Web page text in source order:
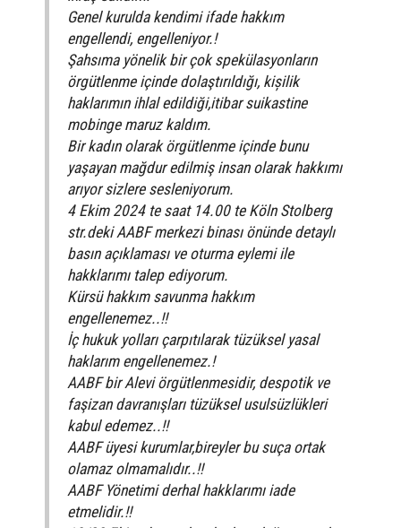
Genel kurulda kendimi ifade hakkım
engellendi, engelleniyor.!
Şahsıma yönelik bir çok spekülasyonların
örgütlenme içinde dolaştırıldığı, kișilik
haklarımın ihlal edildiği,itibar suikastine
mobinge maruz kaldım.
Bir kadın olarak örgütlenme içinde bunu
yaşayan mağdur edilmiş insan olarak hakkımı
arıyor sizlere sesleniyorum.
4 Ekim 2024 te saat 14.00 te Köln Stolberg
str.deki AABF merkezi binası önünde detaylı
basın açıklaması ve oturma eylemi ile
hakklarımı talep ediyorum.
Kürsü hakkım savunma hakkım
engellenemez..!!
İç hukuk yolları çarpıtılarak tüzüksel yasal
haklarım engellenemez.!
AABF bir Alevi örgütlenmesidir, despotik ve
faşizan davranışları tüzüksel usulsüzlükleri
kabul edemez..!!
AABF üyesi kurumlar,bireyler bu suça ortak
olamaz olmamalıdır..!!
AABF Yönetimi derhal hakklarımı iade
etmelidir.!!